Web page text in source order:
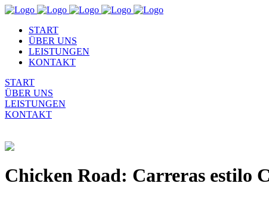
START
ÜBER UNS
LEISTUNGEN
KONTAKT
START
ÜBER UNS
LEISTUNGEN
KONTAKT
Chicken Road: Carreras estilo